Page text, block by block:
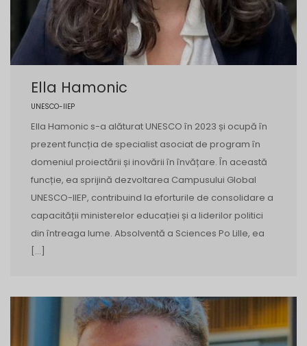
Ella Hamonic
UNESCO-IIEP
Ella Hamonic s-a alăturat UNESCO în 2023 și ocupă în
prezent funcția de specialist asociat de program în
domeniul proiectării și inovării în învățare. În această
funcție, ea sprijină dezvoltarea Campusului Global
UNESCO-IIEP, contribuind la eforturile de consolidare a
capacității ministerelor educației și a liderilor politici
din întreaga lume. Absolventă a Sciences Po Lille, ea
[…]